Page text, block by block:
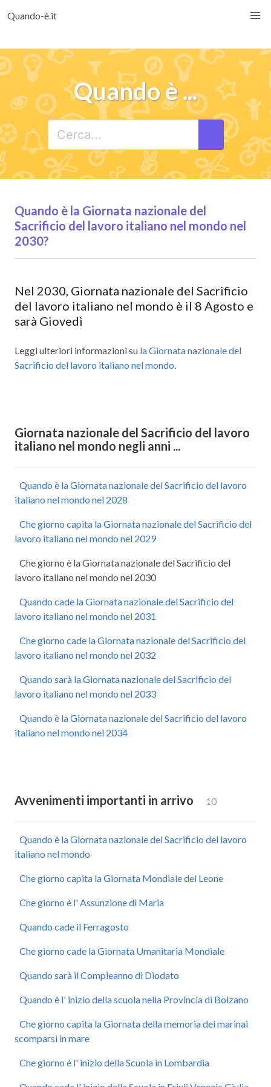
Quando-è.it
Quando è ...
Quando è la Giornata nazionale del
Sacrificio del lavoro italiano nel mondo nel
2030?
Nel 2030, Giornata nazionale del Sacrificio
del lavoro italiano nel mondo è il 8 Agosto e
sarà Giovedì
Leggi ulteriori informazioni su la Giornata nazionale del
Sacrificio del lavoro italiano nel mondo.
Giornata nazionale del Sacrificio del lavoro
italiano nel mondo negli anni ...
Quando è la Giornata nazionale del Sacrificio del lavoro
italiano nel mondo nel 2028
Che giorno capita la Giornata nazionale del Sacrificio del
lavoro italiano nel mondo nel 2029
Che giorno è la Giornata nazionale del Sacrificio del
lavoro italiano nel mondo nel 2030
Quando cade la Giornata nazionale del Sacrificio del
lavoro italiano nel mondo nel 2031
Che giorno cade la Giornata nazionale del Sacrificio del
lavoro italiano nel mondo nel 2032
Quando sarà la Giornata nazionale del Sacrificio del
lavoro italiano nel mondo nel 2033
Quando è la Giornata nazionale del Sacrificio del lavoro
italiano nel mondo nel 2034
Avvenimenti importanti in arrivo 10
Quando è la Giornata nazionale del Sacrificio del lavoro
italiano nel mondo
Che giorno capita la Giornata Mondiale del Leone
Che giorno è l' Assunzione di Maria
Quando cade il Ferragosto
Che giorno cade la Giornata Umanitaria Mondiale
Quando sarà il Compleanno di Diodato
Quando è l' inizio della scuola nella Provincia di Bolzano
Che giorno capita la Giornata della memoria dei marinai
scomparsi in mare
Che giorno è l' inizio della Scuola in Lombardia